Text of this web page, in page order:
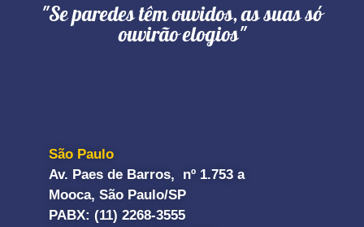
"Se paredes têm ouvidos, as suas só
ouvirão elogios"
São Paulo
Av. Paes de Barros, nº 1.753 a
Mooca, São Paulo/SP
PABX: (11) 2268-3555